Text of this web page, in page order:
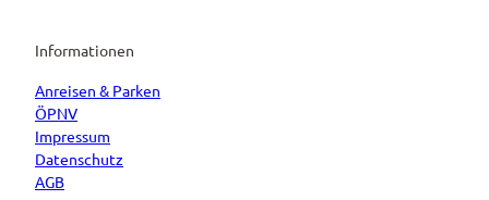
Informationen
Anreisen & Parken
ÖPNV
Impressum
Datenschutz
AGB